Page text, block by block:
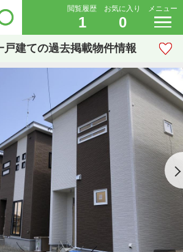
閲覧履歴
1
お気に入り
0
メニュー
戸建ての過去掲載物件情報